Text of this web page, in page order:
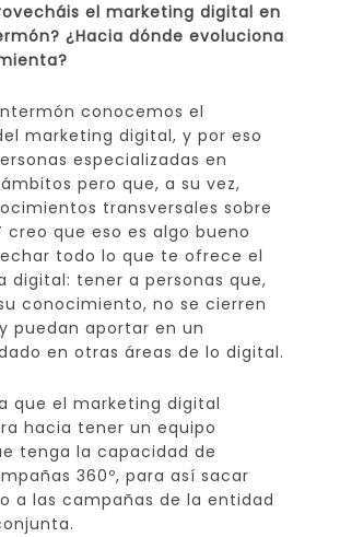
el marketing digital en
¿Hacia dónde evoluciona
conocemos el
marketing digital, y por eso
especializadas en
pero que, a su vez,
transversales sobre
creo que eso es algo bueno
todo lo que te ofrece el
digital: tener a personas que,
conocimiento, no se cierren
puedan aportar en un
en otras áreas de lo digital.
que el marketing digital
hacia tener un equipo
tenga la capacidad de
360º, para así sacar
a las campañas de la entidad